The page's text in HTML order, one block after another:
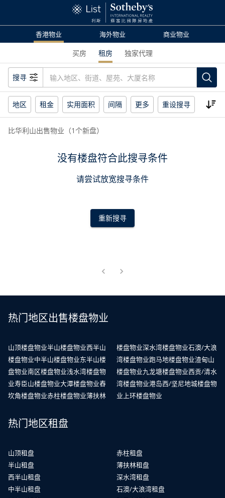
香港物业 海外物业 商业物业
买房 租房 独家代理
搜寻
地区 租金 实用面积 间隔 更多 重设搜寻
比华利山出售物业（1个新盘）
没有楼盘符合此搜寻条件
请尝试放宽搜寻条件
重新搜寻
热门地区出售楼盘物业
山顶楼盘物业半山楼盘物业西半山
楼盘物业中半山楼盘物业东半山楼
盘物业南区楼盘物业浅水湾楼盘物
业寿臣山楼盘物业大潭楼盘物业舂
坎角楼盘物业赤柱楼盘物业薄扶林
楼盘物业深水湾楼盘物业石澳/大浪
湾楼盘物业跑马地楼盘物业渣甸山
楼盘物业九龙塘楼盘物业西贡/清水
湾楼盘物业港岛西/坚尼地城楼盘物
业 上环楼盘物业
热门地区租盘
山顶租盘
半山租盘
西半山租盘
中半山租盘
赤柱租盘
薄扶林租盘
深水湾租盘
石澳/大浪湾租盘